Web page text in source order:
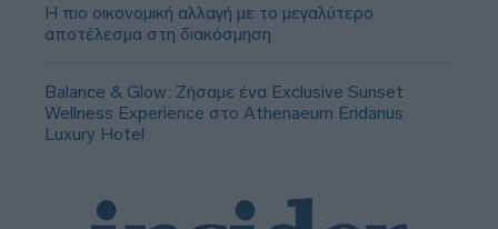
Η πιο οικονομική αλλαγή με το μεγαλύτερο
αποτέλεσμα στη διακόσμηση
Balance & Glow: Ζήσαμε ένα Exclusive Sunset
Wellness Experience στο Athenaeum Eridanus
Luxury Hotel